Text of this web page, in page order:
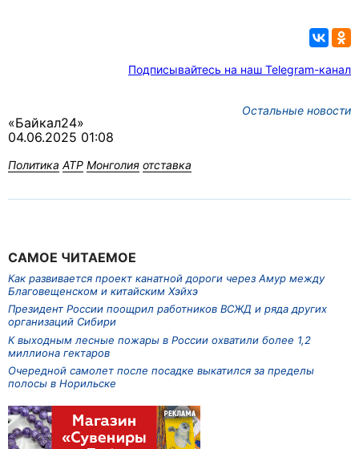
Подписывайтесь на наш Telegram-канал
Остальные новости
«Байкал24»
04.06.2025 01:08
Политика АТР Монголия отставка
САМОЕ ЧИТАЕМОЕ
Как развивается проект канатной дороги через Амур между
Благовещенском и китайским Хэйхэ
Президент России поощрил работников ВСЖД и ряда других
организаций Сибири
К выходным лесные пожары в России охватили более 1,2
миллиона гектаров
Очередной самолет после посадке выкатился за пределы
полосы в Норильске